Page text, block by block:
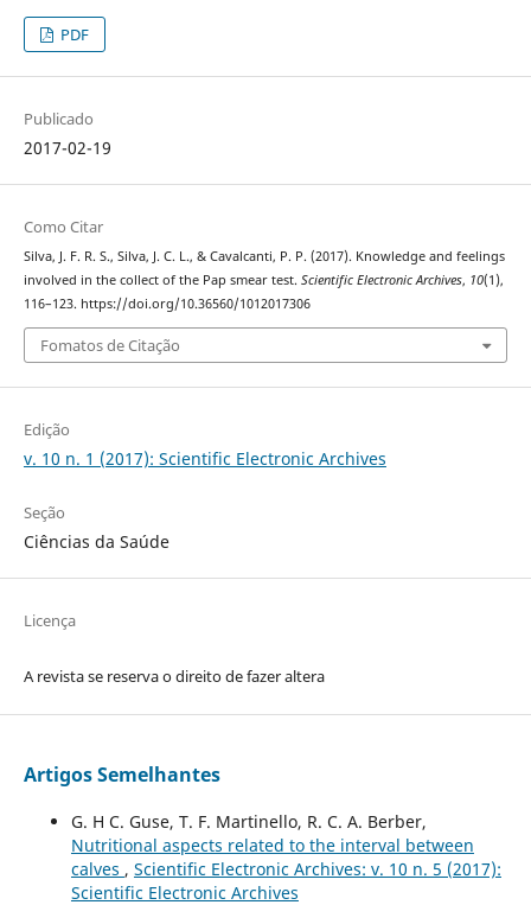
PDF
Publicado
2017-02-19
Como Citar
Silva, J. F. R. S., Silva, J. C. L., & Cavalcanti, P. P. (2017). Knowledge and feelings
involved in the collect of the Pap smear test. Scientific Electronic Archives, 10(1),
116–123. https://doi.org/10.36560/1012017306
Fomatos de Citação
Edição
v. 10 n. 1 (2017): Scientific Electronic Archives
Seção
Ciências da Saúde
Licença
A revista se reserva o direito de fazer altera
Artigos Semelhantes
G. H C. Guse, T. F. Martinello, R. C. A. Berber,
Nutritional aspects related to the interval between
calves , Scientific Electronic Archives: v. 10 n. 5 (2017):
Scientific Electronic Archives